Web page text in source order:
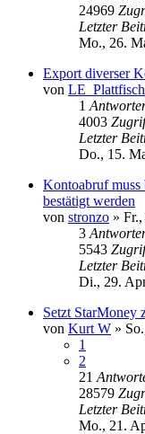
24969
Letzter
Mo., 26.
Export diverser
von LE_Plattfisch
1
4003
Letzter
Do., 15.
Kontoabruf muss
bestätigt werden
von stronzo »
3
5543
Letzter
Di., 29.
Setzt StarMoney
von Kurt W »
1
2
21
28579
Letzter
Mo., 21.